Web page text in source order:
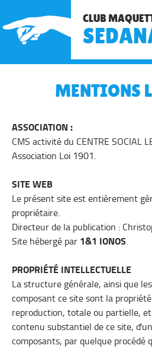
CLUB
MENTIONS
ASSOCIATION :
CMS activité du CENTRE SOCIAL
Association Loi 1901.
SITE WEB
Le présent site est entièrement
propriétaire.
Directeur de la publication :
Site hébergé par1&1 IONOS.
PROPRIÉTÉ INTELLECTUELLE
La structure générale, ainsi que
composant ce site sont la
reproduction, totale ou partielle,
contenu substantiel de ce site,
composants, par quelque procédé